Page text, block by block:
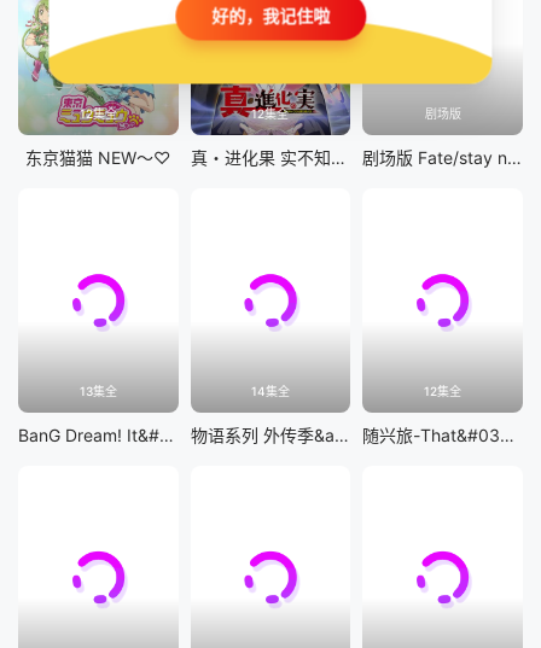
12集全
东京猫猫 NEW～♡
12集全
真・进化果 实不知不觉踏上胜利的人生
剧场版
剧场版 Fate/stay night [Heaven&#039;s Feel] III.spring song
13集全
BanG Dream! It&#039;s MyGO!!!!!
14集全
物语系列 外传季&amp;怪物季
12集全
随兴旅-That&#039;s Journey-
好的，我记住啦